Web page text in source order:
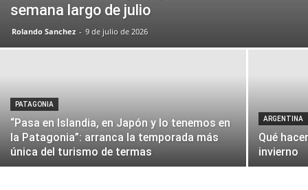
semana largo de julio
Rolando Sanchez - 9 de julio de 2026
PATAGONIA
“Pasa en Islandia, en Japón y lo tenemos en
la Patagonia”: arranca la temporada más
única del turismo de termas
ARGENTINA
Qué
invierno